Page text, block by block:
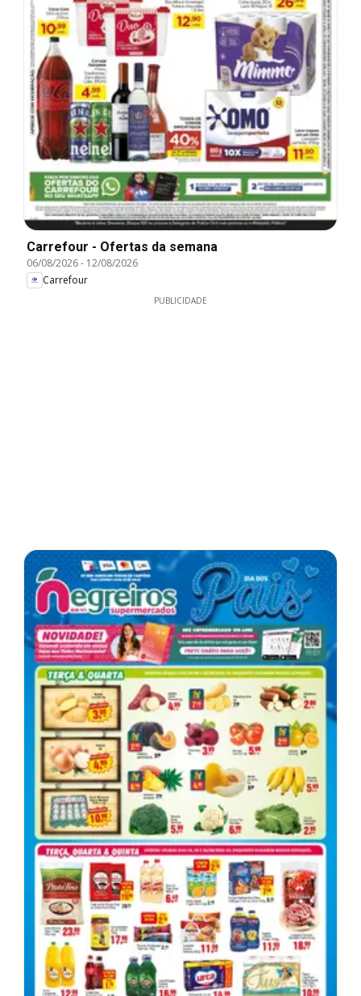
Carrefour - Ofertas da semana
06/08/2026- 12/08/2026
Carrefour
PUBLICIDADE